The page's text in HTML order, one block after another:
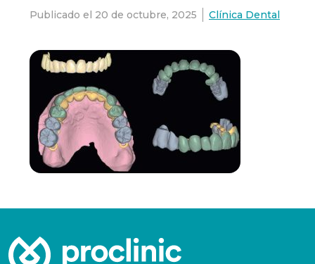
Publicado el 20 de octubre, 2025 Clínica Dental